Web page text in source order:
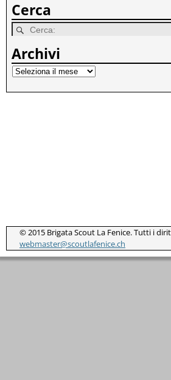
Cerca
Archivi
© 2015 Brigata Scout La Fenice. Tutti i
webmaster@scoutlafenice.ch